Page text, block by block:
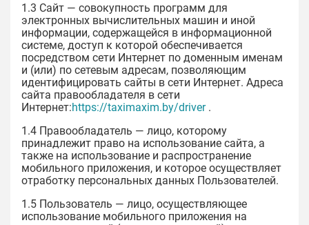
1.3 Сайт — совокупность программ для
электронных вычислительных машин и иной
информации, содержащейся в информационной
системе, доступ к которой обеспечивается
посредством сети Интернет по доменным именам
и (или) по сетевым адресам, позволяющим
идентифицировать сайты в сети Интернет. Адреса
сайта правообладателя в сети
Интернет:https://taximaxim.by/driver.
1.4 Правообладатель — лицо, которому
принадлежит право на использование сайта, а
также на использование и распространение
мобильного приложения, и которое осуществляет
отработку персональных данных Пользователей.
1.5 Пользователь — лицо, осуществляющее
использование мобильного приложения на